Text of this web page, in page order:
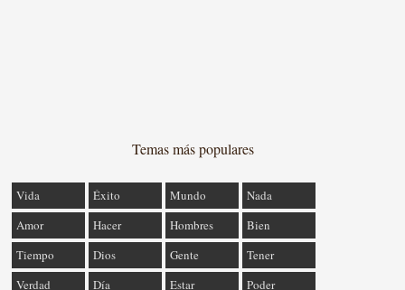
Temas más populares
Vida Éxito Mundo
Nada
Amor
Hacer Hombres
Bien
Tiempo
Dios Gente
Tener
Verdad
Día Estar Poder